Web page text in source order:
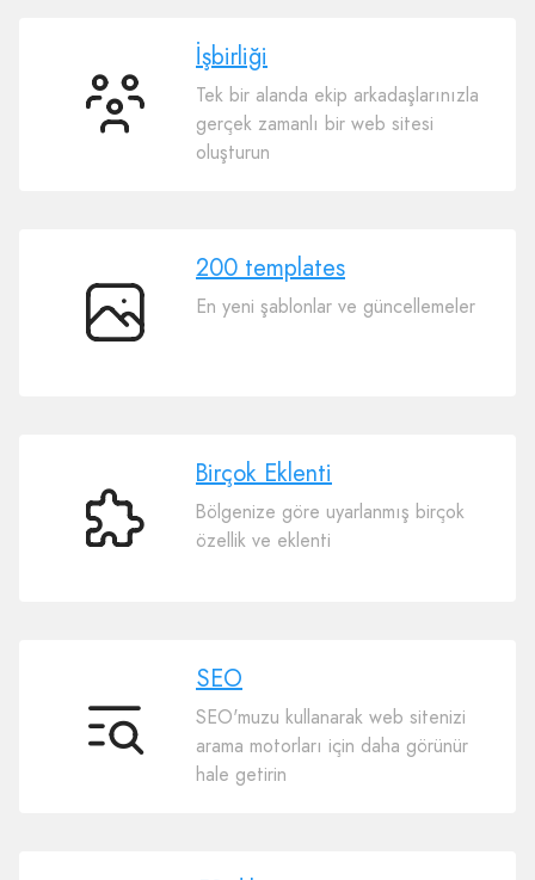
İşbirliği
İşbirliği
Tek bir alanda ekip arkadaşlarınızla
gerçek zamanlı bir web sitesi
oluşturun
200
200 templates
En yeni şablonlar ve güncellemeler
Birçok
Birçok Eklenti
Bölgenize göre uyarlanmış birçok
özellik ve eklenti
SEO
SEO
SEO'muzu kullanarak web sitenizi
arama motorları için daha görünür
hale getirin